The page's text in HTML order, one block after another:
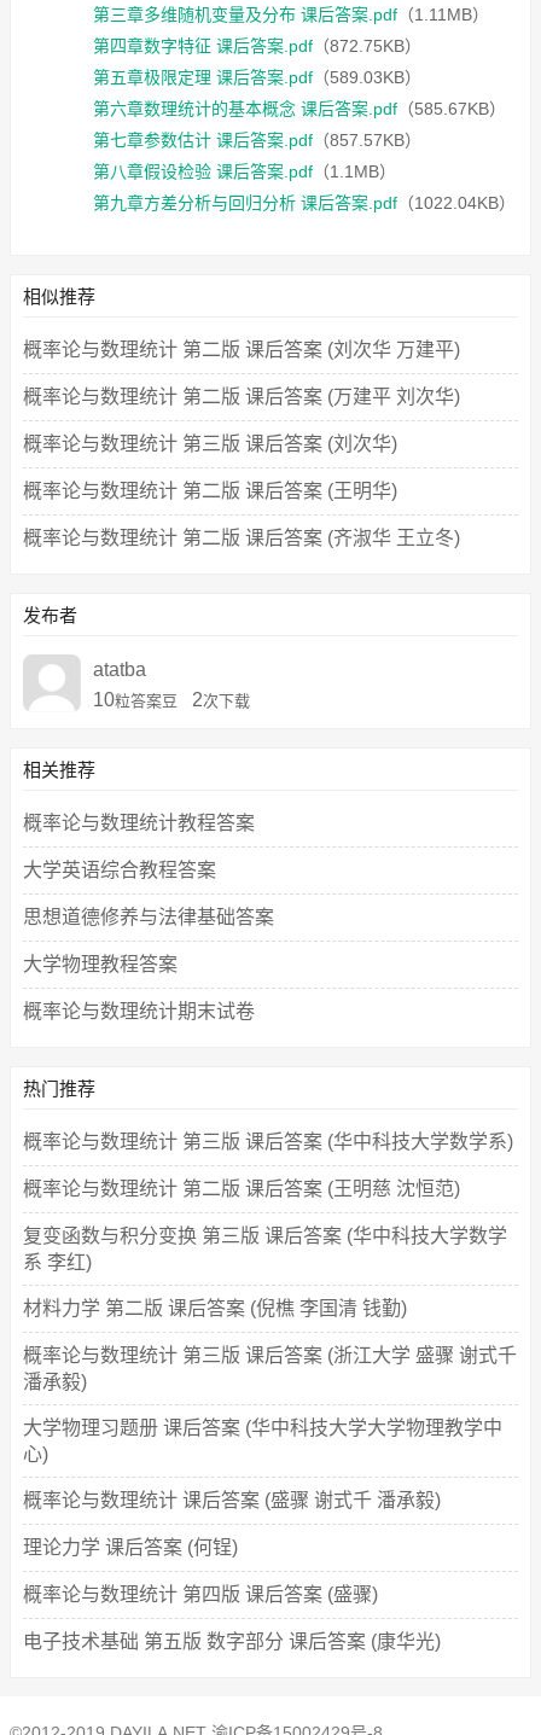
第三章多维随机变量及分布 课后答案.pdf （1.11MB）
第四章数字特征 课后答案.pdf （872.75KB）
第五章极限定理 课后答案.pdf （589.03KB）
第六章数理统计的基本概念 课后答案.pdf （585.67KB）
第七章参数估计 课后答案.pdf （857.57KB）
第八章假设检验 课后答案.pdf （1.1MB）
第九章方差分析与回归分析 课后答案.pdf （1022.04KB）
相似推荐
概率论与数理统计 第二版 课后答案 (刘次华 万建平)
概率论与数理统计 第二版 课后答案 (万建平 刘次华)
概率论与数理统计 第三版 课后答案 (刘次华)
概率论与数理统计 第二版 课后答案 (王明华)
概率论与数理统计 第二版 课后答案 (齐淑华 王立冬)
发布者
atatba
10粒答案豆 2次下载
相关推荐
概率论与数理统计教程答案
大学英语综合教程答案
思想道德修养与法律基础答案
大学物理教程答案
概率论与数理统计期末试卷
热门推荐
概率论与数理统计 第三版 课后答案 (华中科技大学数学系)
概率论与数理统计 第二版 课后答案 (王明慈 沈恒范)
复变函数与积分变换 第三版 课后答案 (华中科技大学数学
系 李红)
材料力学 第二版 课后答案 (倪樵 李国清 钱勤)
概率论与数理统计 第三版 课后答案 (浙江大学 盛骤 谢式千
潘承毅)
大学物理习题册 课后答案 (华中科技大学大学物理教学中
心)
概率论与数理统计 课后答案 (盛骤 谢式千 潘承毅)
理论力学 课后答案 (何锃)
概率论与数理统计 第四版 课后答案 (盛骤)
电子技术基础 第五版 数字部分 课后答案 (康华光)